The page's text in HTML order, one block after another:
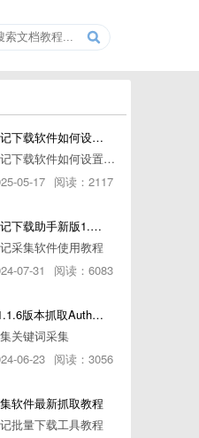
小红书笔记下载软件如何设置浏览器路径
小红书笔记下载软件如何设置浏览器路径
05-17 阅读：2117
小红书笔记下载助手新版1.1.7版本使用教程
采集软件使用教程
07-31
阅读：6083
小红书V1.1.6版本抓取AuthorId最新教程
关键词采集
06-23 阅读：3056
软件最新抓取教程
批量下载工具教程